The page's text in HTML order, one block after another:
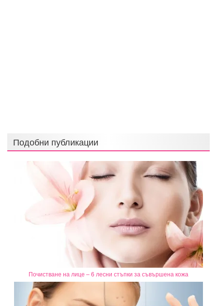
Подобни публикации
Почистване на лице – 6 лесни стъпки за съвършена кожа